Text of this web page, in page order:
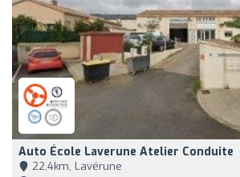
Auto École Laverune Atelier Conduite
22,4km, Lavérune